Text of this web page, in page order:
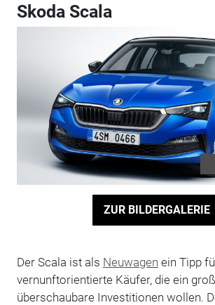
Skoda Scala
ZUR BILDERGALERIE
Der Scala ist als Neuwagen ein Tipp
vernunftorientierte Käufer, die ein
überschaubare Investitionen wollen.